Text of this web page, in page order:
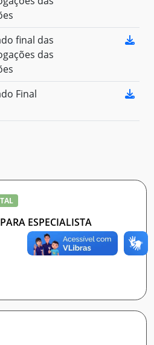
final das
das
Final
ESPECIALISTA